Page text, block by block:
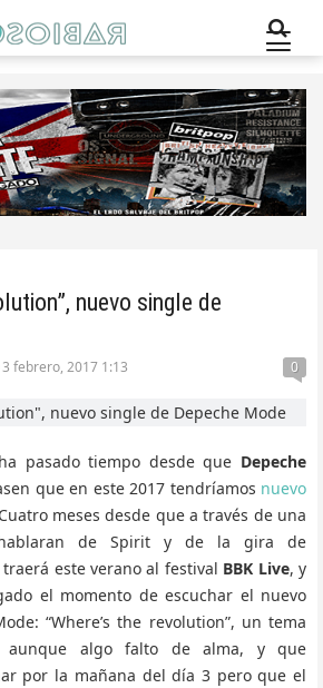
nuevo single de
3 febrero, 2017 1:13 0
pasado tiempo desde que Depeche
que en este 2017 tendríamos nuevo
meses desde que a través de una
de Spirit y de la gira de
este verano al festival BBK Live, y
el momento de escuchar el nuevo
“Where’s the revolution”, un tema
aunque algo falto de alma, y que
por la mañana del día 3 pero que el